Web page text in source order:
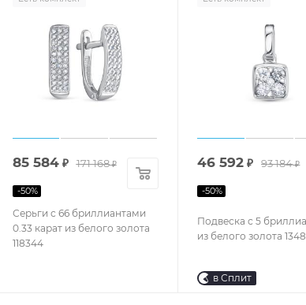
Серьги с 66 бриллиантами
0.33 карат из белого золота
118344
85 584₽ 171 168₽
-50%
Подвеска с 5
из белого золота
46 592 ₽ 93 184₽
-50%
в Сплит